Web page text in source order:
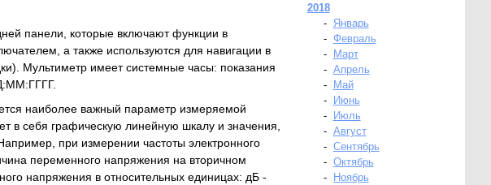
панели, которые включают функции в
а также используются для навигации в
Мультиметр имеет системные часы: показания
наиболее важный параметр измеряемой
в себя графическую линейную шкалу и значения,
при измерении частоты электронного
переменного напряжения на вторичном
напряжения в относительных единицах: дБ -
2018
-
Январь
- Февраль
-
Март
- Апрель
-
Май
-
Июнь
-
Июль
- Август
- Сентябрь
- Октябрь
-
Ноябрь